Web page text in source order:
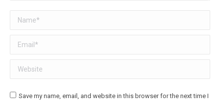
Name *
Email *
Website
Save my name, email, and website in this browser for the next time I